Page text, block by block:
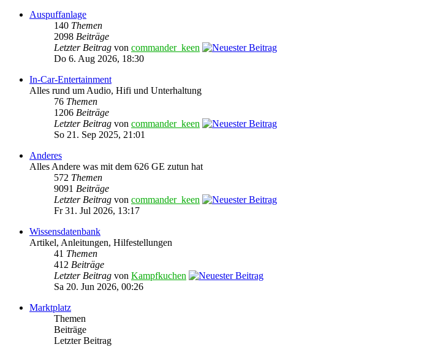
Auspuffanlage
140 Themen
2098 Beiträge
Letzter Beitrag von commander_keen
Do 6. Aug 2026, 18:30
In-Car-Entertainment
Alles rund um Audio, Hifi und Unterhaltung
76 Themen
1206 Beiträge
Letzter Beitrag von commander_keen
So 21. Sep 2025, 21:01
Anderes
Alles Andere was mit dem 626 GE zutun hat
572 Themen
9091 Beiträge
Letzter Beitrag von commander_keen
Fr 31. Jul 2026, 13:17
Wissensdatenbank
Artikel, Anleitungen, Hilfestellungen
41 Themen
412 Beiträge
Letzter Beitrag von Kampfkuchen
Sa 20. Jun 2026, 00:26
Marktplatz
Themen
Beiträge
Letzter Beitrag